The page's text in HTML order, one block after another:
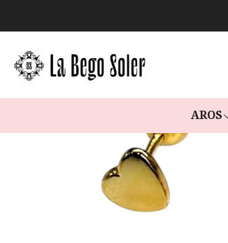
AROS